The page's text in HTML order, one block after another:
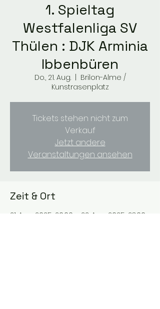
1. Spieltag
Westfalenliga SV
Thülen : DJK Arminia
Ibbenbüren
Do., 21. Aug.
  |
Brilon-Alme /
Kunstrasenplatz
Tickets stehen nicht zum
Verkauf
Jetzt andere
Veranstaltungen ansehen
Zeit & Ort
21. Aug. 2025, 20:00 – 22. Aug. 2025, 23:00